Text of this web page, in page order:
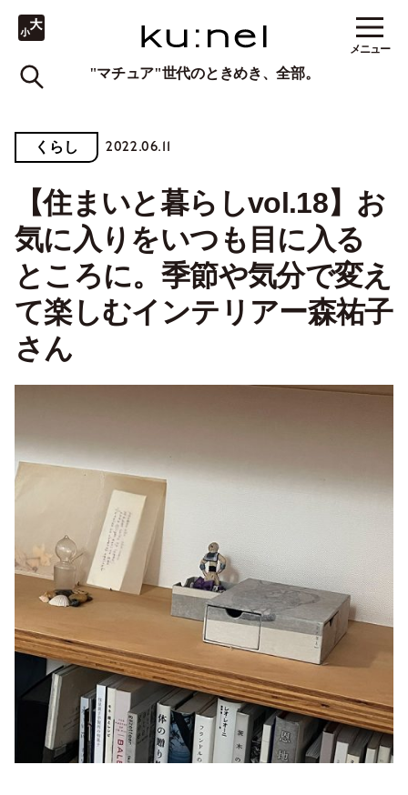
"マチュア"世代のときめき、全部。
メニュー
くらし 2022.06.11
【住まいと暮らしvol.18】お
気に入りをいつも目に入る
ところに。季節や気分で変え
て楽しむインテリアー森祐子
さん